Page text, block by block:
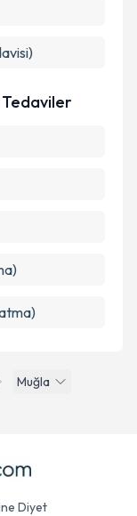
Muğla
Tedaviler
Diyet